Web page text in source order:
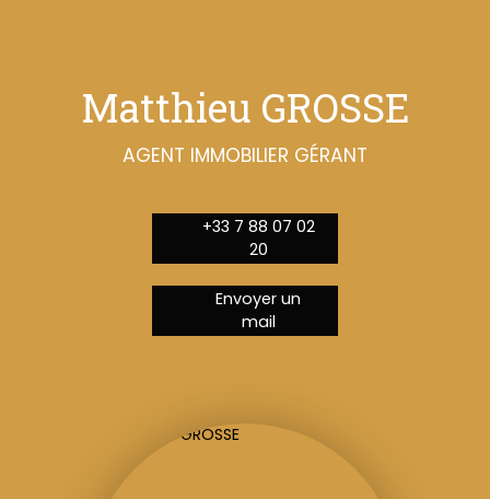
Matthieu GROSSE
AGENT IMMOBILIER GÉRANT
+33 7 88 07 02
20
Envoyer un
mail